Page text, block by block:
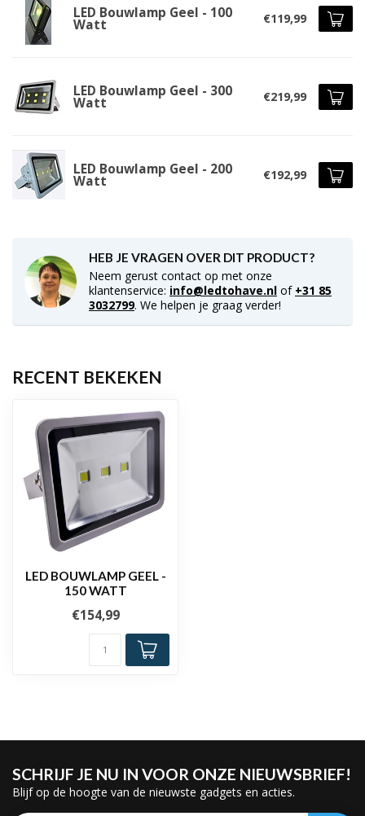
LED Bouwlamp Geel - 100
Watt €119,99
LED Bouwlamp Geel - 300
Watt €219,99
LED Bouwlamp Geel - 200
Watt €192,99
HEB JE VRAGEN OVER DIT PRODUCT?
Neem gerust contact op met onze
klantenservice: info@ledtohave.nl of +31 85
3032799. We helpen je graag verder!
RECENT BEKEKEN
LED BOUWLAMP GEEL -
150 WATT
€154,99
SCHRIJF JE NU IN VOOR ONZE NIEUWSBRIEF!
Blijf op de hoogte van de nieuwste gadgets en acties.